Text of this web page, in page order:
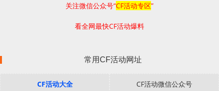
关注微信公众号“CF活动专区”
看全网最快CF活动爆料
常用CF活动网址
CF活动大全 CF活动微信公众号